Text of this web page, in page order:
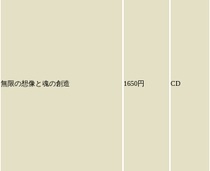
無限の想像と魂の創造 1650円 CD